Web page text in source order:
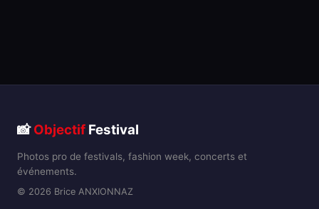
📸Objectif Festival
Photos pro de festivals, fashion week, concerts et
événements.
© 2026 Brice ANXIONNAZ